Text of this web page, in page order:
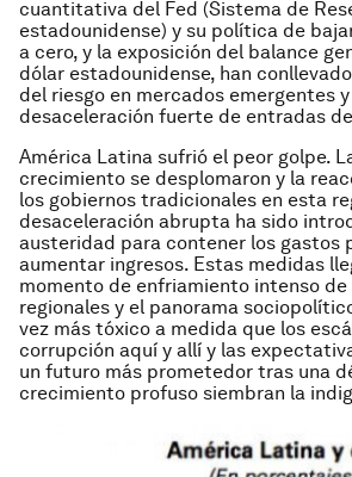
cuantitativa del Fed (Sistema de
estadounidense) y su política de
a cero, y la exposición del balance
dólar estadounidense, han
del riesgo en mercados emergentes
desaceleración fuerte de entradas
América Latina sufrió el peor golpe.
crecimiento se desplomaron y la
los gobiernos tradicionales en esta
desaceleración abrupta ha sido
austeridad para contener los gastos
aumentar ingresos. Estas medidas
momento de enfriamiento intenso de
regionales y el panorama
vez más tóxico a medida que los
corrupción aquí y allí y las
un futuro más prometedor tras una
crecimiento profuso siembran la